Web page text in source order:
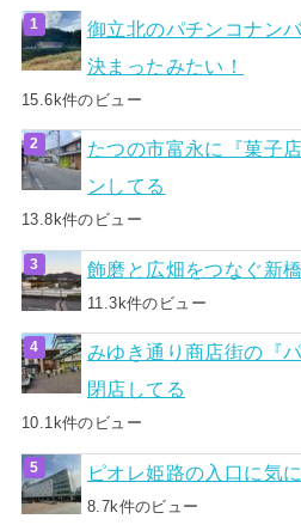
御立北のパチンコナン
決まったみたい！
15.6k件のビュー
たつの市富永に『菓子
ンしてる
13.8k件のビュー
飾磨と広畑をつなぐ新
11.3k件のビュー
みゆき通り商店街の『
閉店してる
10.1k件のビュー
ピオレ姫路の入口に気
8.7k件のビュー